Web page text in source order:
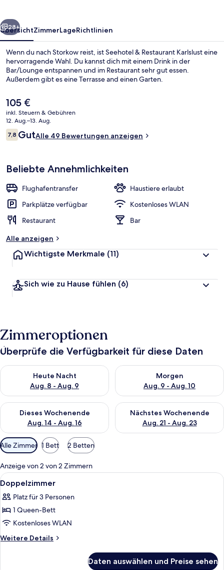
Unterkunftsgelände
Weiter
28+
ÜbersichtZimmerLageRichtlinien
Wenn du nach Storkow reist, ist Seehotel & Restaurant Karlslust eine
hervorragende Wahl. Du kannst dich mit einem Drink in der
Bar/Lounge entspannen und im Restaurant sehr gut essen.
Außerdem gibt es eine Terrasse and einen Garten.
Der
aktuelle
Preis
beträgt
105 €.
105 €
inkl. Steuern & Gebühren
12. Aug.–13. Aug.
Bewertungen
7,87,8 von 10.
GutAlle 49 Bewertungen anzeigen
Beliebte Annehmlichkeiten
Flughafentransfer
Haustiere erlaubt
Parkplätze verfügbar
Kostenloses WLAN
Restaurant
Bar
Alle anzeigen
Wichtigste Merkmale (11)
Sich wie zu Hause fühlen (6)
Zimmeroptionen
Überprüfe die Verfügbarkeit für diese Daten
Heute Nacht
Aug. 8 - Aug. 9
Überprüfe die Verfügbarkeit für heute Nacht, Aug. 8 - Aug. 9.
Morgen
Aug. 9 - Aug. 10
Überprüfe die Verfügbarkeit
Dieses Wochenende
Aug. 14 - Aug. 16
Überprüfe die Verfügbarkeit für dieses Wochenende, Aug. 14
Nächstes Wochenende
Aug. 21 - Aug. 23
Überprüfe die Verfügbarkeit
Verfügbare
Filter
für
Zimmer
Alle Zimmer 1 Bett 2 Betten
Anzeige von 2 von 2 Zimmern
Alle
Fotos
für
Doppelzimmer
anzeigen
Schreibtisch, schallisolierte Zimmer,
3
Doppelzimmer
Platz für 3 Personen
1 Queen-Bett
Kostenloses WLAN
Weitere Details
Weitere
Daten auswählen und Preise sehen